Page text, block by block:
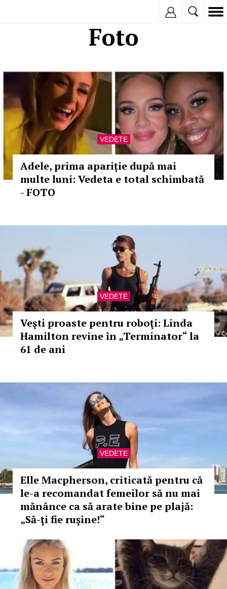
Foto
VEDETE
Adele, prima apariție după mai
multe luni: Vedeta e total schimbată
- FOTO
VEDETE
Veşti proaste pentru roboţi: Linda
Hamilton revine în „Terminator“ la
61 de ani
VEDETE
Elle Macpherson, criticată pentru că
le-a recomandat femeilor să nu mai
mănânce ca să arate bine pe plajă:
„Să-ţi fie ruşine!“